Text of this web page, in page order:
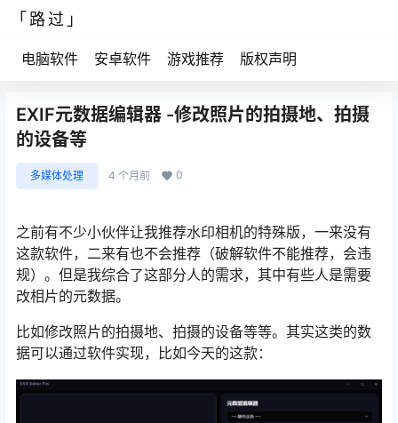
「路过」
电脑软件 安卓软件 游戏推荐 版权声明
EXIF元数据编辑器 -修改照片的拍摄地、拍摄
的设备等
多媒体处理 4 个月前 0
之前有不少小伙伴让我推荐水印相机的特殊版，一来没有
这款软件，二来有也不会推荐（破解软件不能推荐，会违
规）。但是我综合了这部分人的需求，其中有些人是需要
改相片的元数据。
比如修改照片的拍摄地、拍摄的设备等等。其实这类的数
据可以通过软件实现，比如今天的这款：